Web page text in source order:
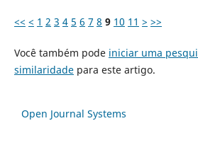
<< < 1 2 3 4 5 6 7 8 9 10 11 > >>
Você também pode iniciar uma
similaridadepara este artigo.
Open Journal Systems